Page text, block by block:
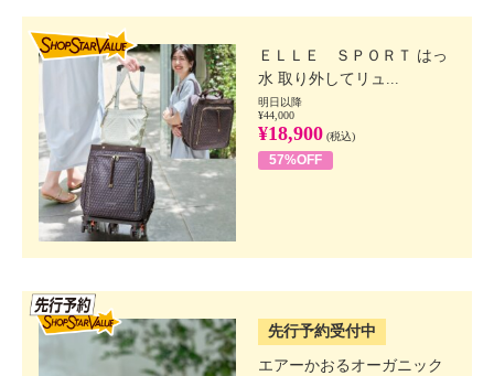
ＥＬＬＥ ＳＰＯＲＴ はっ
水 取り外してリュ...
明日以降
¥44,000
¥18,900 (税込)
57%OFF
先行予約受付中
エアーかおるオーガニック